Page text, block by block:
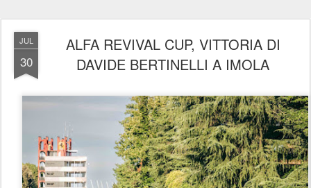
JUL
30
ALFA REVIVAL CUP, VITTORIA DI
DAVIDE BERTINELLI A IMOLA